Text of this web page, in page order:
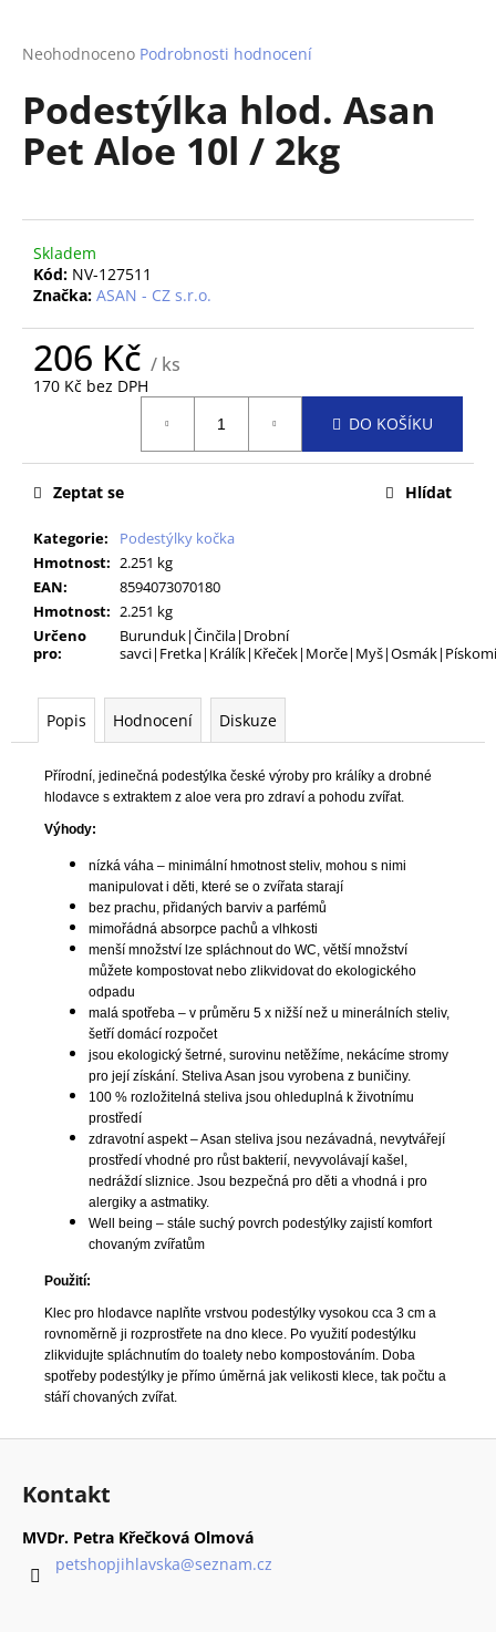
Průměrné
produktu
je
0,0
Neohodnoceno Podrobnosti hodnocení
Podestýlka hlod. Asan
Pet Aloe 10l / 2kg
Skladem
Kód: NV-127511
Značka: ASAN - CZ s.r.o.
206 Kč / ks
170 Kč bez DPH
DO KOŠÍKU
Kategorie:
Podestýlky kočka
Hmotnost: 2.251 kg
EAN:
8594073070180
Hmotnost: 2.251 kg
Určeno
pro:
Burunduk|Činčila|Drobní
Zeptat se Hlídat
Popis Hodnocení Diskuze
Přírodní, jedinečná podestýlka české výroby pro králíky a drobné
hlodavce s extraktem z aloe vera pro zdraví a pohodu zvířat.
Výhody:
nízká váha – minimální hmotnost steliv, mohou s nimi
manipulovat i děti, které se o zvířata starají
bez prachu, přidaných barviv a parfémů
mimořádná absorpce pachů a vlhkosti
menší množství lze spláchnout do WC, větší množství
můžete kompostovat nebo zlikvidovat do ekologického
odpadu
malá spotřeba – v průměru 5 x nižší než u minerálních steliv,
šetří domácí rozpočet
jsou ekologický šetrné, surovinu netěžíme, nekácíme stromy
pro její získání. Steliva Asan jsou vyrobena z buničiny.
100 % rozložitelná steliva jsou ohleduplná k životnímu
prostředí
zdravotní aspekt – Asan steliva jsou nezávadná, nevytvářejí
prostředí vhodné pro růst bakterií, nevyvolávají kašel,
nedráždí sliznice. Jsou bezpečná pro děti a vhodná i pro
alergiky a astmatiky.
Well being – stále suchý povrch podestýlky zajistí komfort
chovaným zvířatům
Použití:
Klec pro hlodavce naplňte vrstvou podestýlky vysokou cca 3 cm a
rovnoměrně ji rozprostřete na dno klece. Po využití podestýlku
zlikvidujte spláchnutím do toalety nebo kompostováním. Doba
spotřeby podestýlky je přímo úměrná jak velikosti klece, tak počtu a
stáří chovaných zvířat.
j
t
?
D
o
e
m
e
60X90CM
FRIEND
10KS
Z
Kontakt
MVDr. Petra Křečková Olmová
petshopjihlavska@seznam.cz